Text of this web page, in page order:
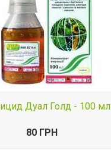
Дуал Голд - 100 мл
80 ГРН